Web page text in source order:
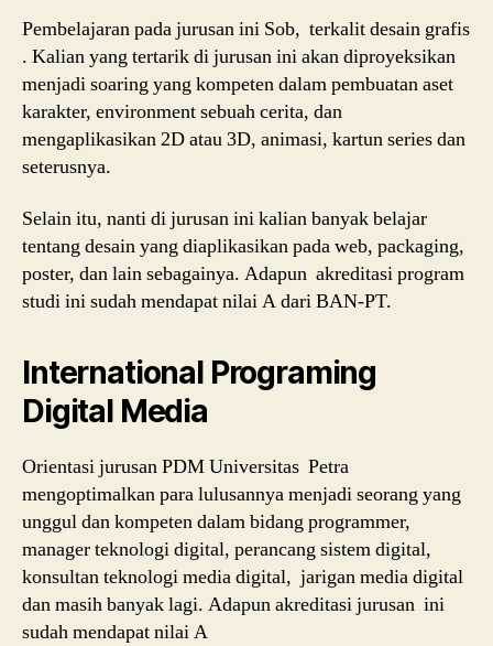
Pembelajaran pada jurusan ini Sob, terkalit desain grafis
. Kalian yang tertarik di jurusan ini akan diproyeksikan
menjadi soaring yang kompeten dalam pembuatan aset
karakter, environment sebuah cerita, dan
mengaplikasikan 2D atau 3D, animasi, kartun series dan
seterusnya.
Selain itu, nanti di jurusan ini kalian banyak belajar
tentang desain yang diaplikasikan pada web, packaging,
poster, dan lain sebagainya. Adapun akreditasi program
studi ini sudah mendapat nilai A dari BAN-PT.
International Programing
Digital Media
Orientasi jurusan PDM Universitas Petra
mengoptimalkan para lulusannya menjadi seorang yang
unggul dan kompeten dalam bidang programmer,
manager teknologi digital, perancang sistem digital,
konsultan teknologi media digital, jarigan media digital
dan masih banyak lagi. Adapun akreditasi jurusan ini
sudah mendapat nilai A